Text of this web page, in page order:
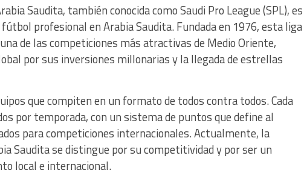
Saudita, también conocida como Saudi Pro League (SPL), es
profesional en Arabia Saudita. Fundada en 1976, esta liga
de las competiciones más atractivas de Medio Oriente,
por sus inversiones millonarias y la llegada de estrellas
que compiten en un formato de todos contra todos. Cada
por temporada, con un sistema de puntos que define al
para competiciones internacionales. Actualmente, la
Saudita se distingue por su competitividad y por ser un
local e internacional.